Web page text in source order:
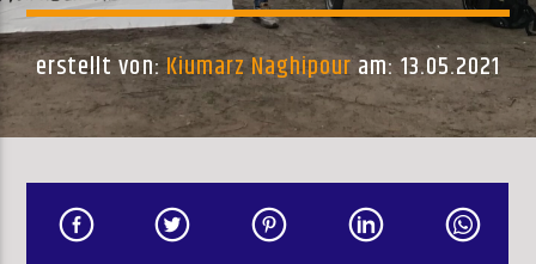
erstellt von:Kiumarz Naghipouram: 13.05.2021